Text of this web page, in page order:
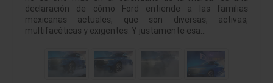
declaración de cómo Ford entiende a las familias
mexicanas actuales, que son diversas, activas,
multifacéticas y exigentes. Y justamente esa…